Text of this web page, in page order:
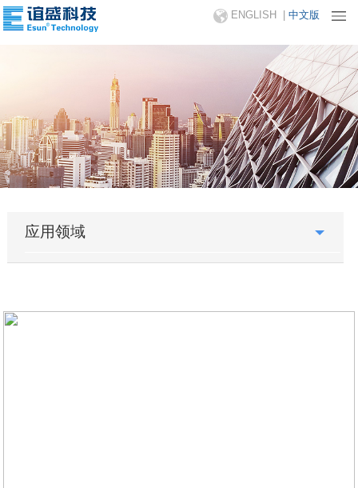
ENGLISH 中文版
应用领域